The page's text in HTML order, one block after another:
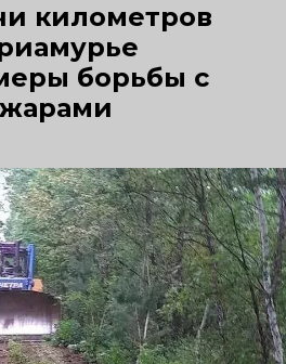
километров
борьбы с